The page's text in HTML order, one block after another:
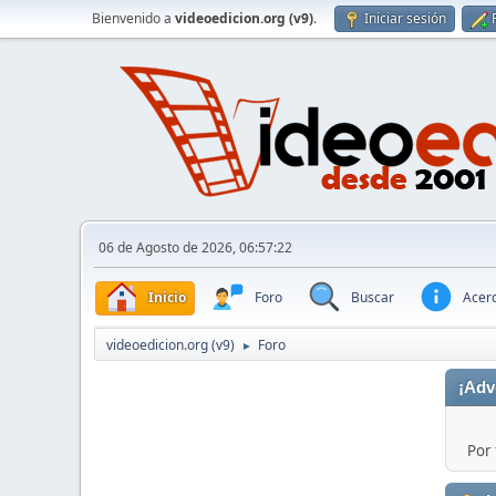
Bienvenido a videoedicion.org (v9). Iniciar sesión
06 de Agosto de 2026, 06:57:22
Inicio Foro Buscar
videoedicion.org (v9) ► Foro
Por